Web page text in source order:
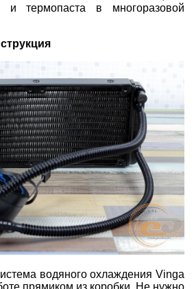
и термопаста в многоразовой
водяного охлаждения Vinga
прямиком из коробки. Не нужно